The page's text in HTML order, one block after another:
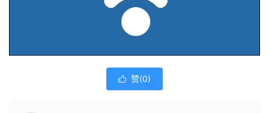
 赞(0)